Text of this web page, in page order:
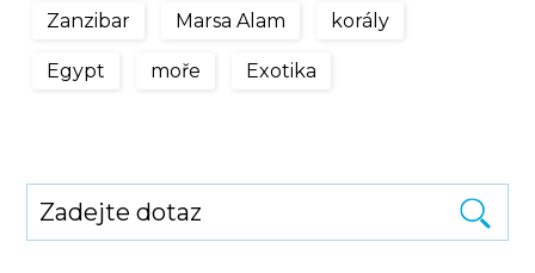
Zanzibar Marsa Alam korály
Egypt moře Exotika